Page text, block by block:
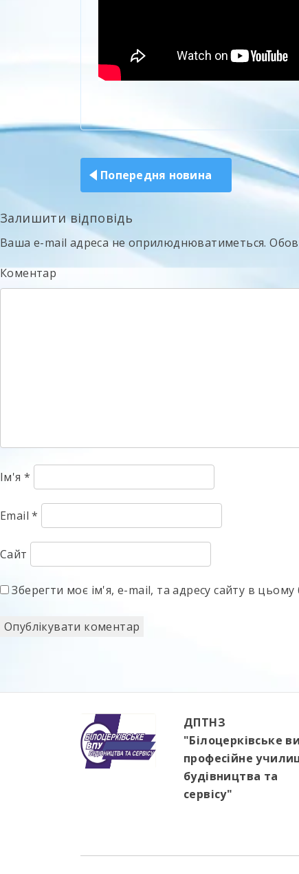
Навігація
записів
Попередня новина
Залишити відповідь
Ваша e-mail адреса не оприлюднюватиметься.
Коментар
Ім'я *
Email*
Сайт
Зберегти моє ім'я, e-mail, та адресу сайту в
ДПТНЗ
"Білоцерківське
професійне
будівництва та
сервісу"